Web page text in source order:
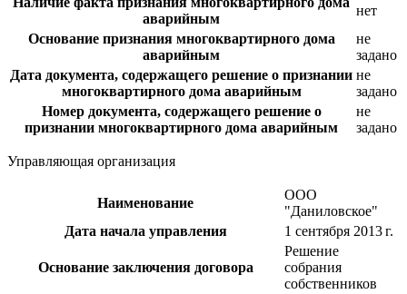
аварийным
нет
Основание признания многоквартирного дома
аварийным
не
задано
Дата документа, содержащего решение о признании
многоквартирного дома аварийным
не
задано
Номер документа, содержащего решение о
признании многоквартирного дома аварийным
не
задано
Управляющая организация
Наименование
ООО
"Даниловское"
Дата начала управления
1 сентября 2013 г.
Основание заключения договора
Решение
собрания
собственников